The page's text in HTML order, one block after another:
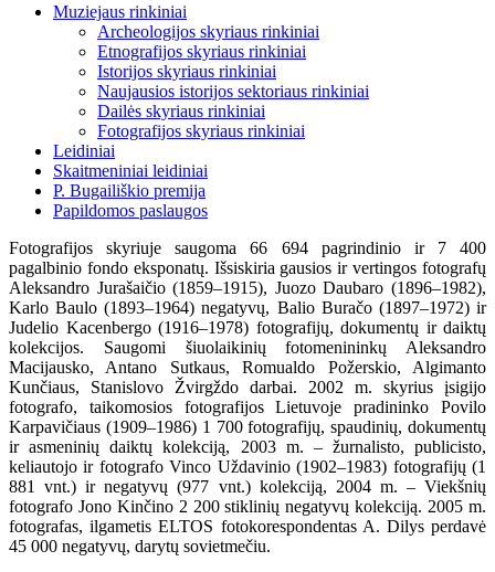
Muziejaus rinkiniai
Archeologijos skyriaus rinkiniai
Etnografijos skyriaus rinkiniai
Istorijos skyriaus rinkiniai
Naujausios istorijos sektoriaus rinkiniai
Dailės skyriaus rinkiniai
Fotografijos skyriaus rinkiniai
Leidiniai
Skaitmeniniai leidiniai
P. Bugailiškio premija
Papildomos paslaugos
Fotografijos skyriuje saugoma 66 694 pagrindinio ir 7 400
pagalbinio fondo eksponatų. Išsiskiria gausios ir vertingos fotografų
Aleksandro Jurašaičio (1859–1915), Juozo Daubaro (1896–1982),
Karlo Baulo (1893–1964) negatyvų, Balio Buračo (1897–1972) ir
Judelio Kacenbergo (1916–1978) fotografijų, dokumentų ir daiktų
kolekcijos. Saugomi šiuolaikinių fotomenininkų Aleksandro
Macijausko, Antano Sutkaus, Romualdo Požerskio, Algimanto
Kunčiaus, Stanislovo Žvirgždo darbai. 2002 m. skyrius įsigijo
fotografo, taikomosios fotografijos Lietuvoje pradininko Povilo
Karpavičiaus (1909–1986) 1 700 fotografijų, spaudinių, dokumentų
ir asmeninių daiktų kolekciją, 2003 m. – žurnalisto, publicisto,
keliautojo ir fotografo Vinco Uždavinio (1902–1983) fotografijų (1
881 vnt.) ir negatyvų (977 vnt.) kolekciją, 2004 m. – Viekšnių
fotografo Jono Kinčino 2 200 stiklinių negatyvų kolekciją. 2005 m.
fotografas, ilgametis ELTOS fotokorespondentas A. Dilys perdavė
45 000 negatyvų, darytų sovietmečiu.